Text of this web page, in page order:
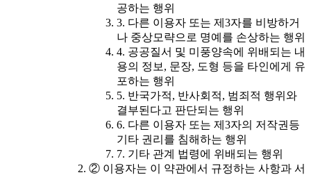
공하는 행위
3. 다른 이용자 또는 제3자를 비방하거
나 중상모략으로 명예를 손상하는 행위
4. 공공질서 및 미풍양속에 위배되는 내
용의 정보, 문장, 도형 등을 타인에게 유
포하는 행위
5. 반국가적, 반사회적, 범죄적 행위와
결부된다고 판단되는 행위
6. 다른 이용자 또는 제3자의 저작권등
기타 권리를 침해하는 행위
7. 기타 관계 법령에 위배되는 행위
② 이용자는 이 약관에서 규정하는 사항과 서